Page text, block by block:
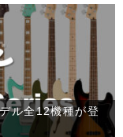
ル全12機種が登